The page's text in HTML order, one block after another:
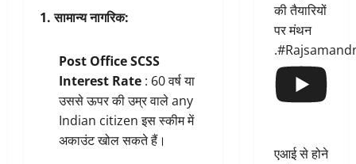
1. सामान्य नागरिक:
Post Office SCSS
Interest Rate : 60 वर्ष या
उससे ऊपर की उम्र वाले any
Indian citizen इस स्कीम में
अकाउंट खोल सकते हैं।
की तैयारियों
पर मंथन
एआई से होने